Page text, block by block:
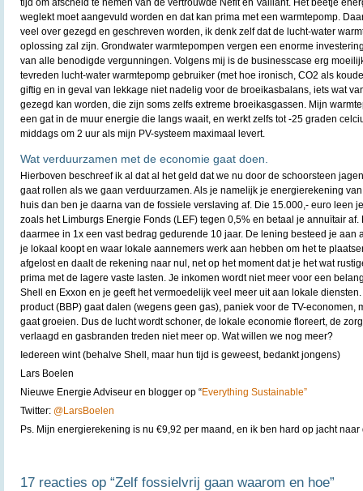
tijd om afscheid te nemen van de vertrouwde Nefit en Vaillant. Het beetje
weglekt moet aangevuld worden en dat kan prima met een warmtepomp.
veel over gezegd en geschreven worden, ik denk zelf dat de lucht-water
oplossing zal zijn. Grondwater warmtepompen vergen een enorme
van alle benodigde vergunningen. Volgens mij is de businesscase erg
tevreden lucht-water warmtepomp gebruiker (met hoe ironisch, CO2 als
giftig en in geval van lekkage niet nadelig voor de broeikasbalans, iets wat
gezegd kan worden, die zijn soms zelfs extreme broeikasgassen. Mijn
een gat in de muur energie die langs waait, en werkt zelfs tot -25 graden
middags om 2 uur als mijn PV-systeem maximaal levert.
Wat verduurzamen met de economie gaat doen.
Hierboven beschreef ik al dat al het geld dat we nu door de schoorsteen
gaat rollen als we gaan verduurzamen. Als je namelijk je energierekening
huis dan ben je daarna van de fossiele verslaving af. Die 15.000,- euro leen
zoals het Limburgs Energie Fonds (LEF) tegen 0,5% en betaal je annuïtair
daarmee in 1x een vast bedrag gedurende 10 jaar. De lening besteed je aan
je lokaal koopt en waar lokale aannemers werk aan hebben om het te
afgelost en daalt de rekening naar nul, net op het moment dat je het wat
prima met de lagere vaste lasten. Je inkomen wordt niet meer voor een
Shell en Exxon en je geeft het vermoedelijk veel meer uit aan lokale
product (BBP) gaat dalen (wegens geen gas), paniek voor de TV-economen,
gaat groeien. Dus de lucht wordt schoner, de lokale economie floreert, de
verlaagd en gasbranden treden niet meer op. Wat willen we nog meer?
Iedereen wint (behalve Shell, maar hun tijd is geweest, bedankt jongens)
Lars Boelen
Nieuwe Energie Adviseur en blogger op “Everything Sustainable”
Twitter: @LarsBoelen
Ps. Mijn energierekening is nu €9,92 per maand, en ik ben hard op jacht naar
17 reacties op “Zelf fossielvrij gaan waarom en hoe”